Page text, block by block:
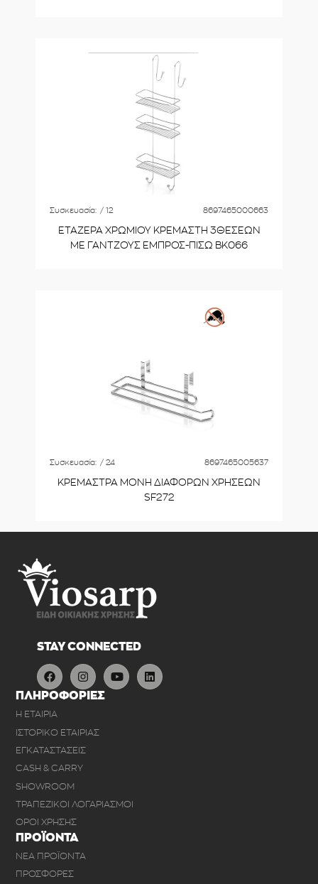
Συσκευασία: / 12 8697465000663
ΕΤΑΖΕΡΑ ΧΡΩΜΙΟΥ ΚΡΕΜΑΣΤΗ 3ΘΕΣΕΩΝ
ΜΕ ΓΑΝΤΖΟΥΣ ΕΜΠΡΟΣ-ΠΙΣΩ BK066
Συσκευασία: / 24 8697465005637
ΚΡΕΜΑΣΤΡΑ MONH ΔΙΑΦΟΡΩΝ ΧΡΗΣΕΩΝ
SF272
STAY CONNECTED
ΠΛΗΡΟΦΟΡΙΕΣ
Η ΕΤΑΙΡΙΑ
ΙΣΤΟΡΙΚΟ ΕΤΑΙΡΙΑΣ
ΕΓΚΑΤΑΣΤΑΣΕΙΣ
CASH & CARRY
SHOWROOM
ΤΡΑΠΕΖΙΚΟΙ ΛΟΓΑΡΙΑΣΜΟΙ
ΟΡΟΙ ΧΡΗΣΗΣ
ΠΡΟΪΟΝΤΑ
ΝΕΑ ΠΡΟΪΟΝΤΑ
ΠΡΟΣΦΟΡΕΣ